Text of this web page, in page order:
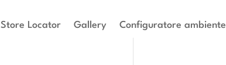
Store Locator Gallery Configuratore ambiente